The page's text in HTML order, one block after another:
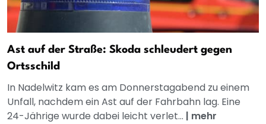
Ast auf der Straße: Skoda schleudert gegen
Ortsschild
In Nadelwitz kam es am Donnerstagabend zu einem
Unfall, nachdem ein Ast auf der Fahrbahn lag. Eine
24-Jährige wurde dabei leicht verlet... | mehr